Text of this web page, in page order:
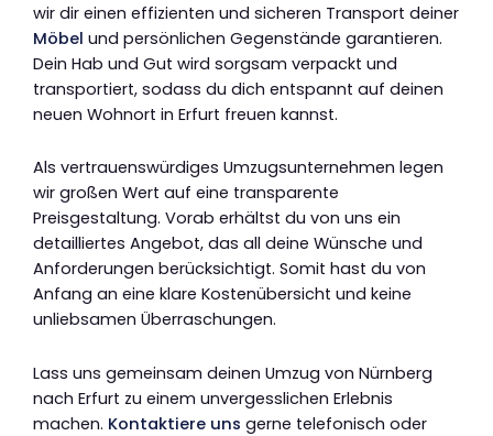
wir dir einen effizienten und sicheren Transport deiner
Möbel und persönlichen Gegenstände garantieren.
Dein Hab und Gut wird sorgsam verpackt und
transportiert, sodass du dich entspannt auf deinen
neuen Wohnort in Erfurt freuen kannst.
Als vertrauenswürdiges Umzugsunternehmen legen
wir großen Wert auf eine transparente
Preisgestaltung. Vorab erhältst du von uns ein
detailliertes Angebot, das all deine Wünsche und
Anforderungen berücksichtigt. Somit hast du von
Anfang an eine klare Kostenübersicht und keine
unliebsamen Überraschungen.
Lass uns gemeinsam deinen Umzug von Nürnberg
nach Erfurt zu einem unvergesslichen Erlebnis
machen. Kontaktiere uns gerne telefonisch oder